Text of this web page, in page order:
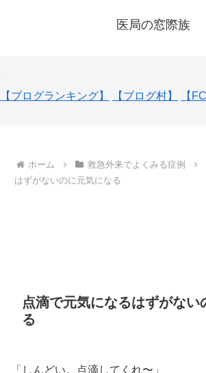
医局の窓際族
【ブログランキング】 【ブログ村】 【
ホーム 救急外来でよくみる症例
はずがないのに元気になる
点滴で元気になるはずがない
る
「しんどい。点滴してくれ〜」